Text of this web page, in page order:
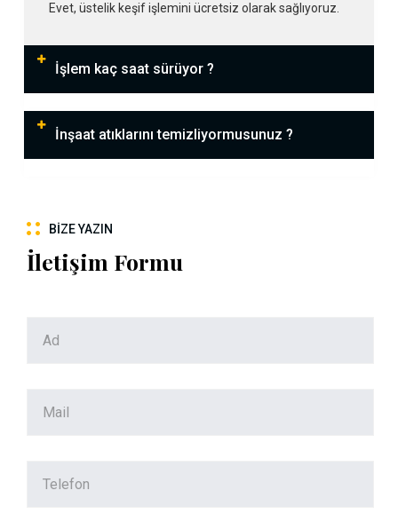
Evet, üstelik keşif işlemini ücretsiz olarak sağlıyoruz.
İşlem kaç saat sürüyor ?
İnşaat atıklarını temizliyormusunuz ?
BIZE YAZIN
İletişim Formu